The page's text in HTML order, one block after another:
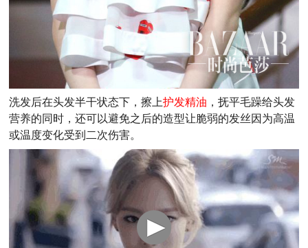
洗发后在头发半干状态下，擦上护发精油 ，抚平毛躁给头发
营养的同时，还可以避免之后的造型让脆弱的发丝因为高温
或温度变化受到二次伤害。